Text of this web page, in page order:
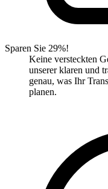
Sparen Sie 29%!
Keine versteckten
unserer klaren und
genau, was Ihr
planen.